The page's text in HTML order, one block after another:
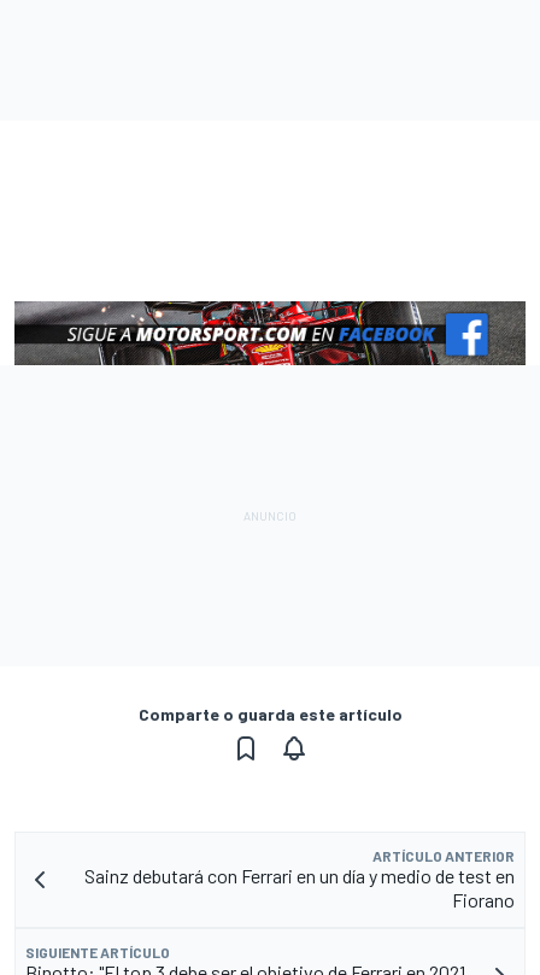
Comparte o guarda este artículo
ARTÍCULO ANTERIOR
Sainz debutará con Ferrari en un día y medio de test en
Fiorano
SIGUIENTE ARTÍCULO